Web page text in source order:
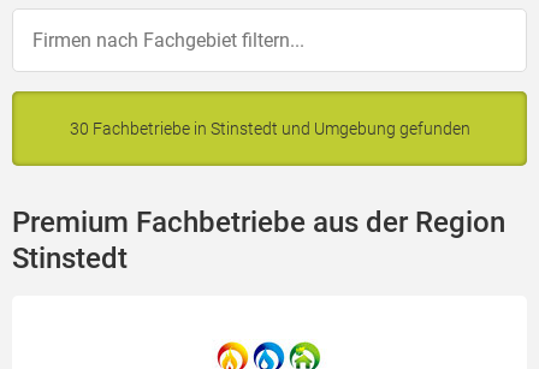
30 Fachbetriebe in Stinstedt und Umgebung gefunden
Premium Fachbetriebe aus der Region
Stinstedt